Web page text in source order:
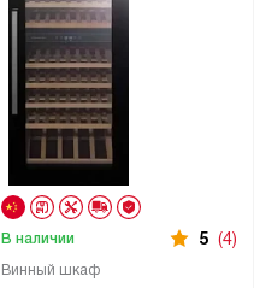
Винный шкаф
В наличии 5 (4)